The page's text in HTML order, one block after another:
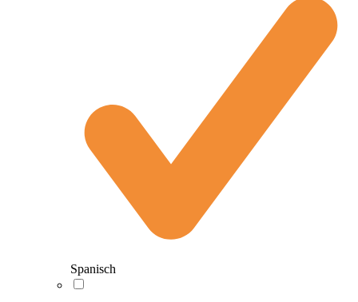
Spanisch